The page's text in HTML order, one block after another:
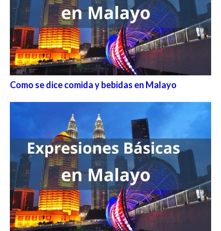
Como se dice comida y bebidas en Malayo